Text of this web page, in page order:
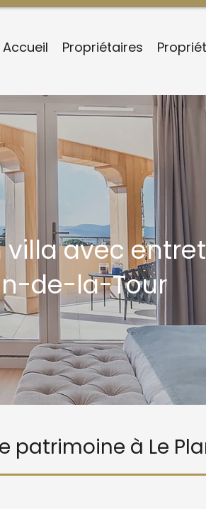
Accueil Propriétaires
avec
de-la-Tour
patrimoine à Le